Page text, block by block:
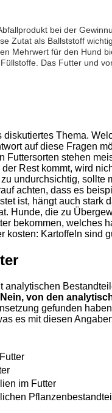
bei der
Zutat als Ballststoff
Mehrwert für den
Das Futter und
diskutiertes Thema.
auf diese Fragen
stehen
Rest kommt, wird
undurchsichtig,
achten, dass es
ist, hängt auch
Hunde, die zu
bekommen,
kosten: Kartoffeln sind
Nein, von den
gefunden
es mit diesen
im Futter